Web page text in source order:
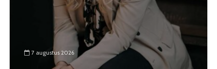
7 augustus 2026